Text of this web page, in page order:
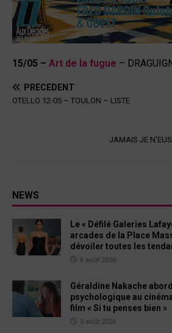
15/05 – Art de la fugue –
PRÉCÉDENT
OTELLO 12-05 – TOULON – LISTE
JAMAIS JE
NEWS
Le « Défilé Galeries
arcades de la Place
dévoiler toutes les
6 août 2026
Géraldine Nakache
psychologique au
film « Si tu penses bien »
5 août 2026